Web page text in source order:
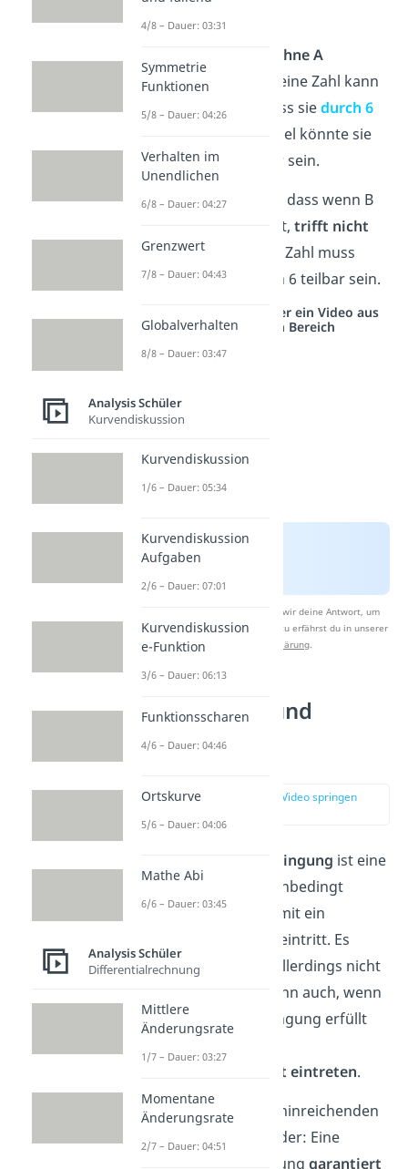
auch ohne A
eintreten. Das heißt, eine Zahl kann
gerade
sein,ohne dass siedurch 6
ist, zum Beispiel könnte sie
durch 2 oder 4 teilbar sein.
Der umgekehrte Fall
, dass wenn B
eintritt, auch A eintritt,trifft nicht
zu. Denn eine gerade Zahl muss
nicht zwingend durch 6 teilbar sein.
Studyflix vernetzt: Hier ein Video aus
einem anderen Bereich
Nach Beantwortung speichern wir deine Antwort, um
Studyflix zu verbessern. Mehr dazu erfährst du in unserer
Datenschutzerklärung.
Notwendige und
hinreichende
zur Stelle im Video springen
notwendige Bedingung ist eine
Voraussetzung, die unbedingt
erfüllt sein muss,
damit ein
bestimmtes Ereignis eintritt. Es
handelt sich hierbei allerdings nicht
um eine Garantie. Denn auch, wenn
die notwendige Bedingung erfüllt
möglicherweise nicht eintreten.
Der Unterschied zur hinreichenden
Bedingung ist folgender: Eine
hinreichende Bedingunggarantiert
4/8 – Dauer: 03:31
Symmetrie
Funktionen
5/8 – Dauer: 04:26
Verhalten im
Unendlichen
6/8 – Dauer: 04:27
Grenzwert
7/8 – Dauer: 04:43
Globalverhalten
8/8 – Dauer: 03:47
Analysis Schüler
Kurvendiskussion
Kurvendiskussion
1/6 – Dauer: 05:34
Kurvendiskussion
Aufgaben
2/6 – Dauer: 07:01
Kurvendiskussion
e-Funktion
3/6 – Dauer: 06:13
Funktionsscharen
4/6 – Dauer: 04:46
Ortskurve
5/6 – Dauer: 04:06
Mathe Abi
6/6 – Dauer: 03:45
Analysis Schüler
Differentialrechnung
Mittlere
Änderungsrate
1/7 – Dauer: 03:27
Momentane
Änderungsrate
2/7 – Dauer: 04:51